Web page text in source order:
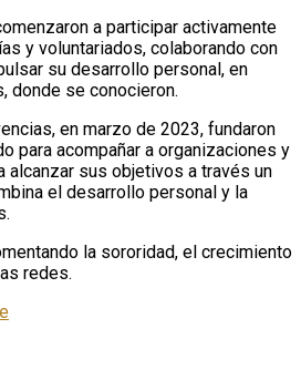
a participar activamente
y voluntariados, colaborando con
su desarrollo personal, en
donde se conocieron.
en marzo de 2023, fundaron
para acompañar a organizaciones y
alcanzar sus objetivos a través un
el desarrollo personal y la
la sororidad, el crecimiento
redes.